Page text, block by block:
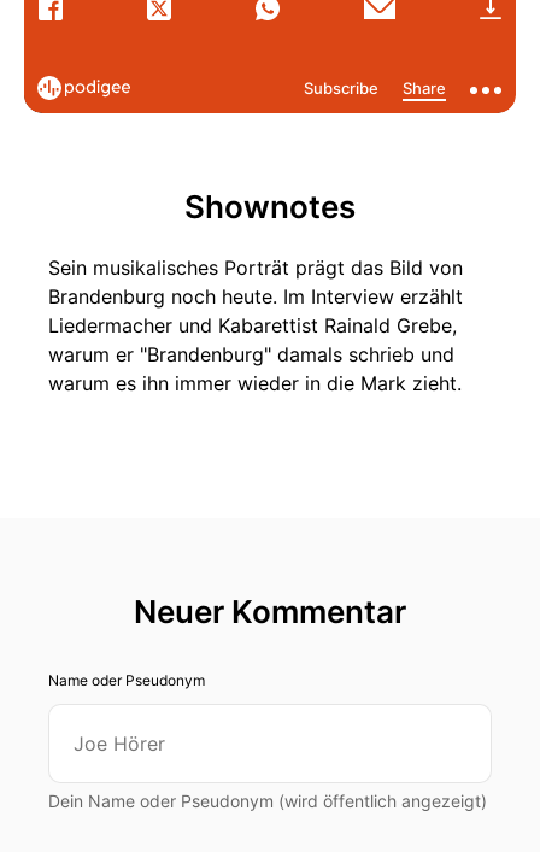
Shownotes
Sein musikalisches Porträt prägt das Bild von
Brandenburg noch heute. Im Interview erzählt
Liedermacher und Kabarettist Rainald Grebe,
warum er "Brandenburg" damals schrieb und
warum es ihn immer wieder in die Mark zieht.
Neuer Kommentar
Name oder Pseudonym
Dein Name oder Pseudonym (wird öffentlich angezeigt)